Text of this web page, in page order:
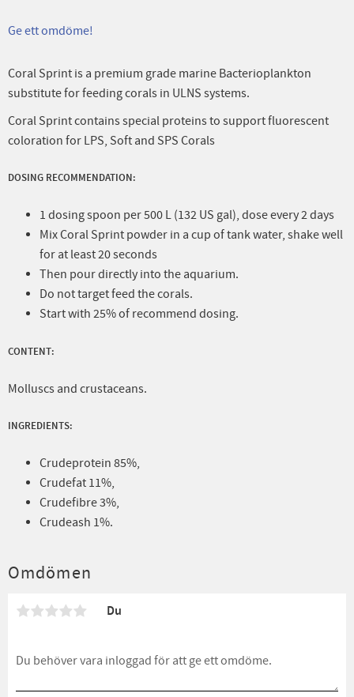
Ge ett omdöme!
Coral Sprint is a premium grade marine Bacterioplankton
substitute for feeding corals in ULNS systems.
Coral Sprint contains special proteins to support fluorescent
coloration for LPS, Soft and SPS Corals
DOSING RECOMMENDATION:
1 dosing spoon per 500 L (132 US gal), dose every 2 days
Mix Coral Sprint powder in a cup of tank water, shake well
for at least 20 seconds
Then pour directly into the aquarium.
Do not target feed the corals.
Start with 25% of recommend dosing.
CONTENT:
Molluscs and crustaceans.
INGREDIENTS:
Crudeprotein 85%,
Crudefat 11%,
Crudefibre 3%,
Crudeash 1%.
Omdömen
Du